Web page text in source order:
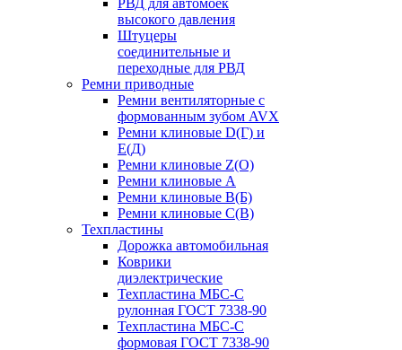
РВД для автомоек
высокого давления
Штуцеры
соединительные и
переходные для РВД
Ремни приводные
Ремни вентиляторные с
формованным зубом AVX
Ремни клиновые D(Г) и
Е(Д)
Ремни клиновые Z(О)
Ремни клиновые А
Ремни клиновые В(Б)
Ремни клиновые С(В)
Техпластины
Дорожка автомобильная
Коврики
диэлектрические
Техпластина МБС-С
рулонная ГОСТ 7338-90
Техпластина МБС-С
формовая ГОСТ 7338-90